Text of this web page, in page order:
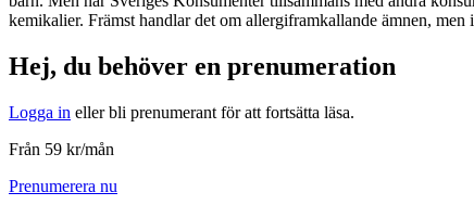
kemikalier. Främst handlar det om allergiframkallande ämnen,
Hej, du behöver en prenumeration
Logga in eller bli prenumerant för att fortsätta läsa.
Från 59 kr/mån
Prenumerera nu